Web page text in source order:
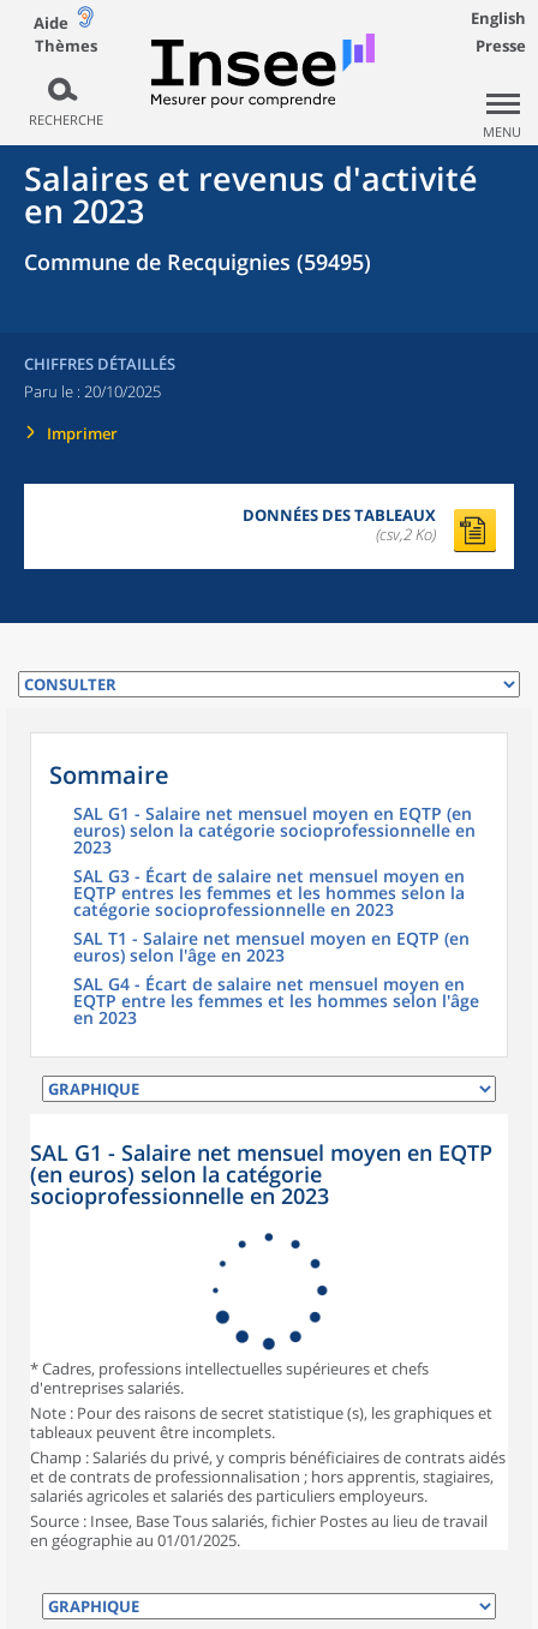
Aide
Thèmes
RECHERCHE
English
Presse
MENU
Salaires et revenus d'activité
en 2023
Commune de Recquignies (59495)
CHIFFRES DÉTAILLÉS
Paru le : 20/10/2025
Imprimer
DONNÉES DES TABLEAUX
(csv,2 Ko)
Sommaire
SAL G1 - Salaire net mensuel moyen en EQTP (en
euros) selon la catégorie socioprofessionnelle en
2023
SAL G3 - Écart de salaire net mensuel moyen en
EQTP entres les femmes et les hommes selon la
catégorie socioprofessionnelle en 2023
SAL T1 - Salaire net mensuel moyen en EQTP (en
euros) selon l'âge en 2023
SAL G4 - Écart de salaire net mensuel moyen en
EQTP entre les femmes et les hommes selon l'âge
en 2023
SAL G1 - Salaire net mensuel moyen en EQTP
(en euros) selon la catégorie
socioprofessionnelle en 2023
* Cadres, professions intellectuelles supérieures et chefs
d'entreprises salariés.
Note : Pour des raisons de secret statistique (s), les graphiques et
tableaux peuvent être incomplets.
Champ : Salariés du privé, y compris bénéficiaires de contrats aidés
et de contrats de professionnalisation ; hors apprentis, stagiaires,
salariés agricoles et salariés des particuliers employeurs.
Source : Insee, Base Tous salariés, fichier Postes au lieu de travail
en géographie au 01/01/2025.